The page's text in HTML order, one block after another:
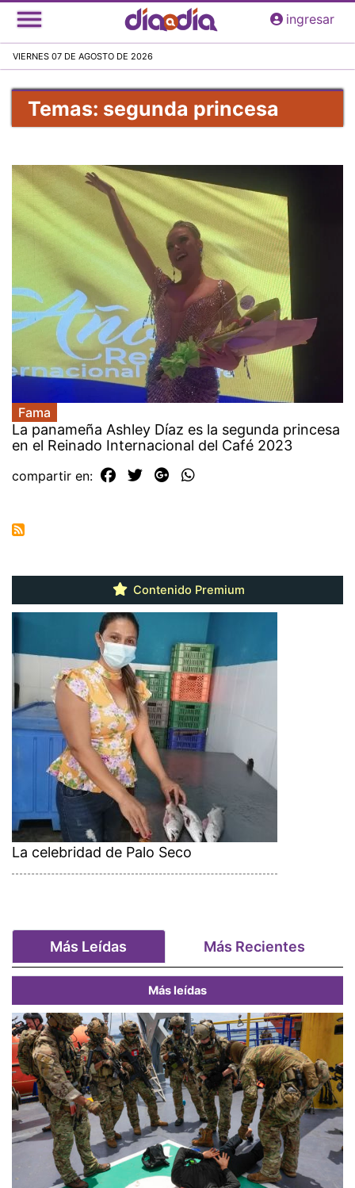
Pasar
al
principal
ingresar
VIERNES 07 DE AGOSTO DE 2026
Temas: segunda princesa
Fama
La panameña Ashley Díaz es la segunda princesa
en el Reinado Internacional del Café 2023
compartir en:
Contenido Premium
La celebridad de Palo Seco
Más Leídas Más Recientes
Más leídas